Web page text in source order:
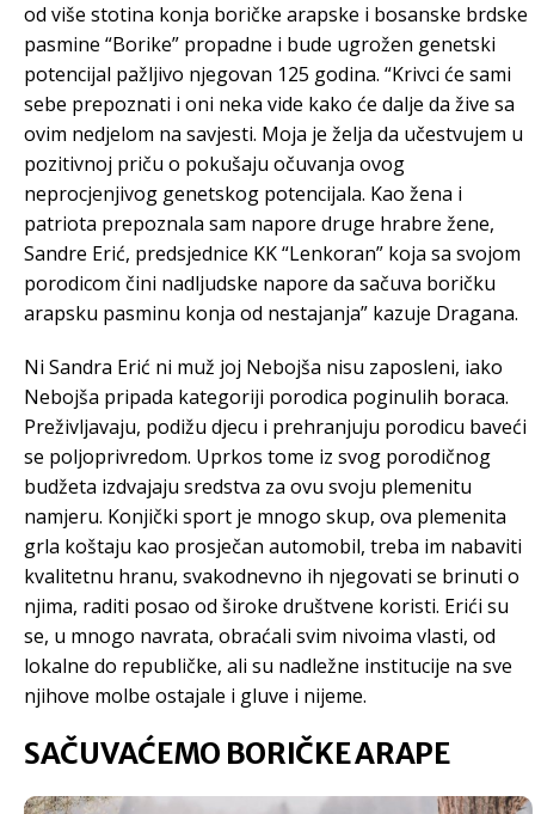
od više stotina konja boričke arapske i bosanske brdske
pasmine “Borike” propadne i bude ugrožen genetski
potencijal pažljivo njegovan 125 godina. “Krivci će sami
sebe prepoznati i oni neka vide kako će dalje da žive sa
ovim nedjelom na savjesti. Moja je želja da učestvujem u
pozitivnoj priču o pokušaju očuvanja ovog
neprocjenjivog genetskog potencijala. Kao žena i
patriota prepoznala sam napore druge hrabre žene,
Sandre Erić, predsjednice KK “Lenkoran” koja sa svojom
porodicom čini nadljudske napore da sačuva boričku
arapsku pasminu konja od nestajanja” kazuje Dragana.
Ni Sandra Erić ni muž joj Nebojša nisu zaposleni, iako
Nebojša pripada kategoriji porodica poginulih boraca.
Preživljavaju, podižu djecu i prehranjuju porodicu baveći
se poljoprivredom. Uprkos tome iz svog porodičnog
budžeta izdvajaju sredstva za ovu svoju plemenitu
namjeru. Konjički sport je mnogo skup, ova plemenita
grla koštaju kao prosječan automobil, treba im nabaviti
kvalitetnu hranu, svakodnevno ih njegovati se brinuti o
njima, raditi posao od široke društvene koristi. Erići su
se, u mnogo navrata, obraćali svim nivoima vlasti, od
lokalne do republičke, ali su nadležne institucije na sve
njihove molbe ostajale i gluve i nijeme.
SAČUVAĆEMO BORIČKE ARAPE